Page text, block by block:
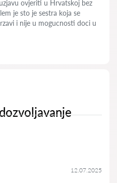
ovjeriti u Hrvatskoj bez
je sto je sestra koja se
i nije u mogucnosti doci u
12.07.2025